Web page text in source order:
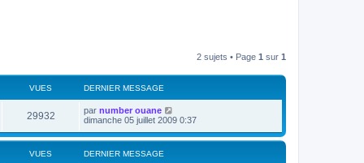
2 sujets • Page 1 sur 1
VUES DERNIER MESSAGE
29932V
u
D
e
n
e
par number ouane
dimanche 05 juillet 2009 0:37
VUES DERNIER MESSAGE